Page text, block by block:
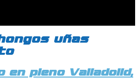
uñas
en pleno Valladolid,